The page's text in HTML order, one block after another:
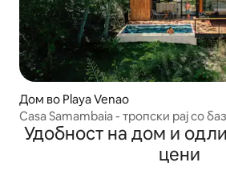
Дом во Playa Venao
Casa Samambaia - тропски рај со
море
Удобност на дом и
цени